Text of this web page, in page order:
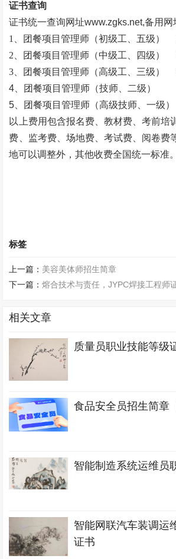
证书查询
证书统一查询网址www.zgks.net,备用网
1、团餐项目管理师（初级工、五级）
2、团餐项目管理师（中级工、四级）
3、团餐项目管理师（高级工、三级）
4、团餐项目管理师（技师、二级）
5、团餐项目管理师（高级技师、一级
以上费用包含报名费、教材费、考前培
费、监考费、场地费、考试费、阅卷费
地可以调整外，其他收费全国统一标准。
标签
上一篇： 美容美体师招生简章
下一篇：熔合技术与责任，JYPC焊接工程师
相关文章
质量员职业技能等级
食品安全员招生简章
智能制造系统运维员
智能网联汽车装调运
证书